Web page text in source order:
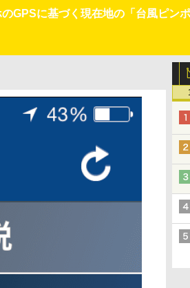
GPSに基づく現在地の「台風ピン